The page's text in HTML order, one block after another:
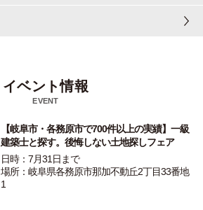
イベント情報
EVENT
【岐阜市・各務原市で700件以上の実績】一級
建築士と探す。後悔しない土地探しフェア
日時：7月31日まで
場所：岐阜県各務原市那加不動丘2丁目33番地
1